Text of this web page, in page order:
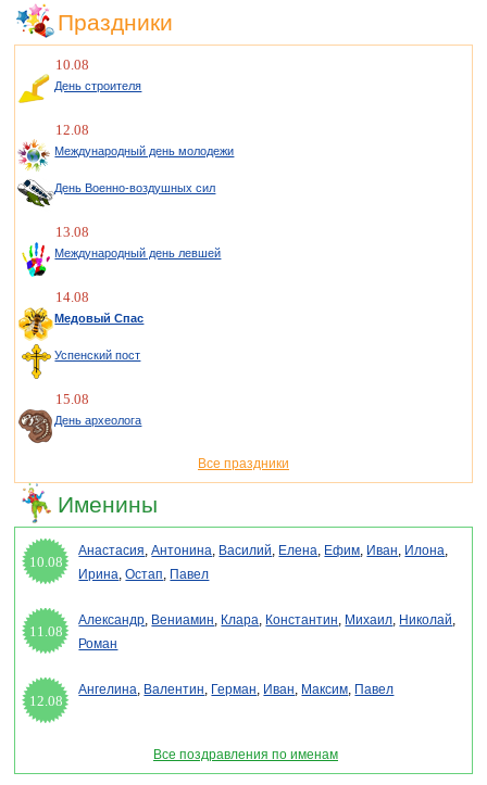
Праздники
10.08
День строителя
12.08
Международный день молодежи
День Военно-воздушных сил
13.08
Международный день левшей
14.08
Медовый Спас
Успенский пост
15.08
День археолога
Все праздники
Именины
10.08
Анастасия,Антонина, Василий, Елена, Ефим, Иван, Илона,
Ирина,Остап, Павел
11.08
Александр, Вениамин, Клара, Константин, Михаил, Николай,
Роман
12.08
Ангелина, Валентин, Герман, Иван, Максим, Павел
Все поздравления по именам